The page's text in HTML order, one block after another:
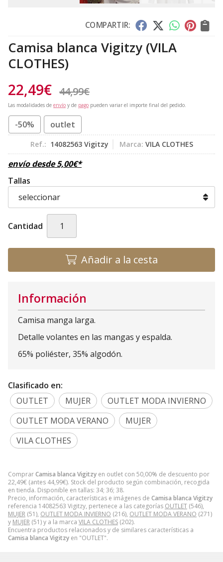
COMPARTIR:
Camisa blanca Vigitzy (VILA
CLOTHES)
22,49€ 44,99€
Las modalidades de envío y de pago pueden variar el importe final del pedido.
-50% outlet
Ref.: 14082563 Vigitzy Marca: VILA CLOTHES
envío desde5,00€*
Tallas
Cantidad
Añadir a la cesta
ComprarCamisa blanca Vigitzy en outlet con 50,00% de descuento por
22,49€ (antes 44,99€). Stock del producto según combinación, recogida
en tienda. Disponible en tallas: 34; 36; 38.
Precio, información, características e imágenes de Camisa blanca Vigitzy
referencia 14082563 Vigitzy, pertenece a las categorías OUTLET (546),
MUJER (51), OUTLET MODA INVIERNO (216), OUTLET MODA VERANO (271)
y MUJER (51) y a la marca VILA CLOTHES (202).
Encuentra productos relacionados y de similares características a
Camisa blanca Vigitzy en "OUTLET".
Información
Camisa manga larga.
Detalle volantes en las mangas y espalda.
65% poliéster, 35% algodón.
Clasificado en:
OUTLET
MUJER
OUTLET MODA INVIERNO
OUTLET MODA VERANO
MUJER
VILA CLOTHES